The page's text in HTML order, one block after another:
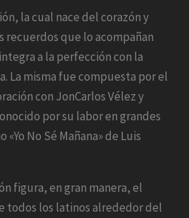
la cual nace del corazón y
recuerdos que lo acompañan
a la perfección con la
La misma fue compuesta por el
con JonCarlos Vélez y
por su labor en grandes
No Sé Mañana» de Luis
figura, en gran manera, el
todos los latinos alrededor del